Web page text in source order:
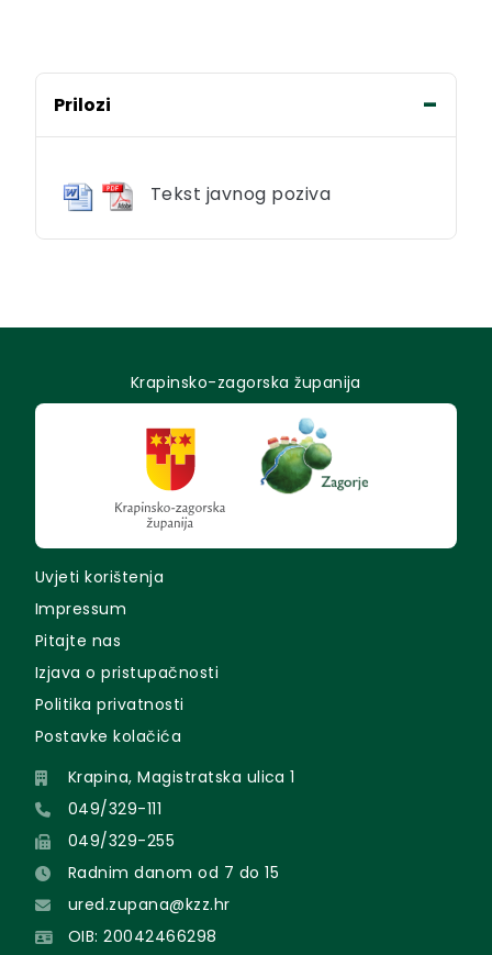
Prilozi
Tekst javnog poziva
Krapinsko-zagorska županija
Uvjeti korištenja
Impressum
Pitajte nas
Izjava o pristupačnosti
Politika privatnosti
Postavke kolačića
Krapina, Magistratska ulica 1
049/329-111
049/329-255
Radnim danom od 7 do 15
ured.zupana@kzz.hr
OIB: 20042466298